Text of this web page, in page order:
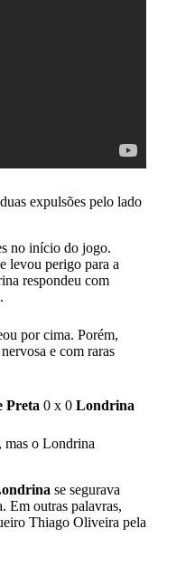
expulsões pelo lado
no início do jogo.
levou perigo para a
respondeu com
por cima. Porém,
e com raras
Preta 0 x 0 Londrina
mas o Londrina
se segurava
Em outras palavras,
Thiago Oliveira pela